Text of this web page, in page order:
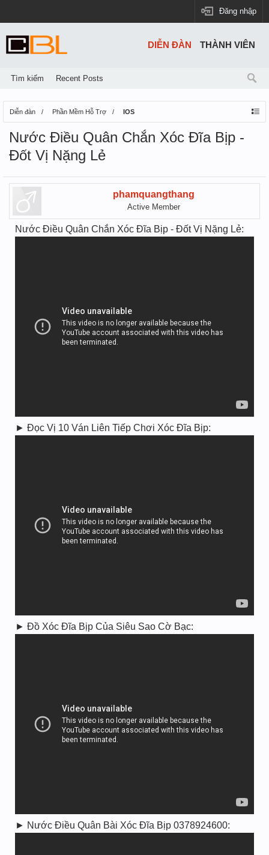
Đăng nhập
Diễn đàn Phần Mềm Hỗ Trợ IOS
Nước Điều Quân Chắn Xóc Đĩa Bịp -
Đốt Vị Nặng Lẻ
phamquangthang
Active Member
Nước Điều Quân Chắn Xóc Đĩa Bịp - Đốt Vị Nặng Lẻ:
► Đọc Vị 10 Ván Liên Tiếp Chơi Xóc Đĩa Bịp:
► Đồ Xóc Đĩa Bịp Của Siêu Sao Cờ Bạc:
► Nước Điều Quân Bài Xóc Đĩa Bịp 0378924600:
DIỄN ĐÀN
Tìm kiếm Recent Posts
THÀNH VIÊN